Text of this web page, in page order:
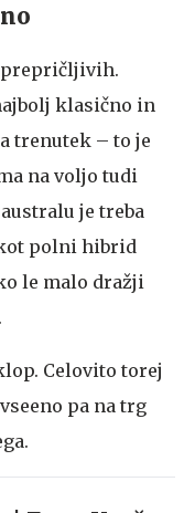
prepričljivih.
klasično in
trenutek – to je
na voljo tudi
je treba
polni hibrid
le malo dražji
Celovito torej
pa na trg